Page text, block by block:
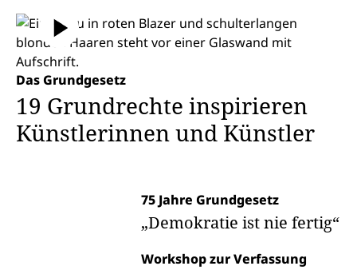
Das Grundgesetz
19 Grund­rechte inspirieren
Künstler­innen und Künstler
75 Jahre Grundgesetz
„Demokratie ist nie fertig“
Workshop zur Verfassung